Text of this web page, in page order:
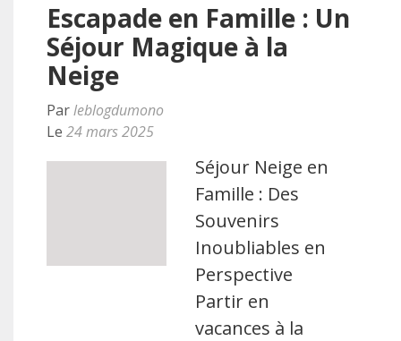
Escapade en Famille : Un
Séjour Magique à la
Neige
Parleblogdumono
Le 24 mars 2025
Séjour Neige en
Famille : Des
Souvenirs
Inoubliables en
Perspective
Partir en
vacances à la